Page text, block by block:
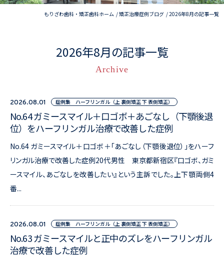
もりざわ歯科・矯正歯科ホーム 矯正治療症例ブログ 2026年8月の記事一覧
2026年8月の記事一覧
Archive
2026.08.01 症例集 ハーフリンガル（上 裏側矯正 下 表側矯正）
No.64 ガミースマイル＋口ゴボ＋あごなし（下顎後退
位）をハーフリンガル治療で改善した症例
No.64 ガミースマイル＋口ゴボ＋「あごなし（下顎後退位）」をハーフ
リンガル治療で改善した症例20代男性 東京都新宿区『口ゴボ、ガミ
ースマイル、あごなしを改善したい』という主訴でした。上下顎両側4
番...
2026.08.01 症例集 ハーフリンガル（上 裏側矯正 下 表側矯正）
No.63 ガミースマイルと正中のズレをハーフリンガル
治療で改善した症例